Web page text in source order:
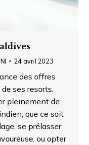
24 avril 2023
des offres
ses resorts.
pleinement de
que ce soit
se prélasser
ou opter